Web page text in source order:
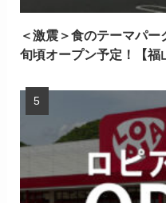
＜激震＞食のテーマパ
旬頃オープン予定！【福